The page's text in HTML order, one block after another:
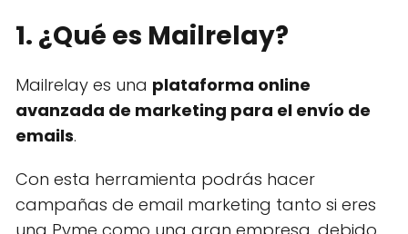
1. ¿Qué es Mailrelay?
Mailrelay es una plataforma online
avanzada de marketing para el envío de
emails.
Con esta herramienta podrás hacer
campañas de email marketing tanto si eres